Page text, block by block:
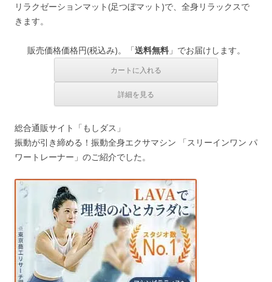
リラクゼーションマット(足つぼマット)で、全身リラックスで
きます。
販売価格価格円(税込み)。「送料無料」でお届けします。
総合通販サイト「もしダス」
振動が引き締める！振動全身エクサマシン 「スリーインワン パ
ワートレーナー」のご紹介でした。